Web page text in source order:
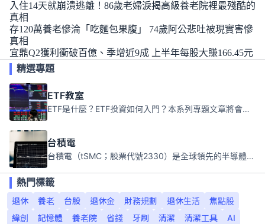
入住14天就崩潰逃離！86歲老婦淚揭高級養老院裡最殘酷的
真相
存120萬養老慘淪「吃麵包果腹」 74歲阿公悲吐被現實害慘
真相
宜鼎Q2獲利衝破百億、季增近9成 上半年每股大賺166.45元
精選專題
ETF教室
ETF是什麼？ETF投資如何入門？本系列專題文章將會告訴你新手必須知道的ETF基礎知識。
台積電
台積電（tSMC；股票代號2330）是全球領先的半導體代工公司，成立於1987年，總部位於台灣新竹。且已於美國、日本、德國及中國設廠，台積電是全球首家專業積體電路製造服務公司，也是全球最先進和最大規模的半導體代工廠。
熱門標籤
退休
養老 台股 退休金 財務規劃 退休生活
焦點股
緯創
記憶體 養老院 省錢 牙刷 清潔 清潔工具
AI